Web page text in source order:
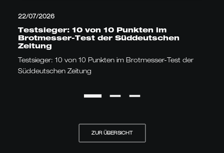
22/07/2026
Testsieger: 10 von 10 Punkten im
Brotmesser-Test der Süddeutschen
Zeitung
Testsieger: 10 von 10 Punkten im Brotmesser-Test der
Süddeutschen Zeitung
ZUR ÜBERSICHT